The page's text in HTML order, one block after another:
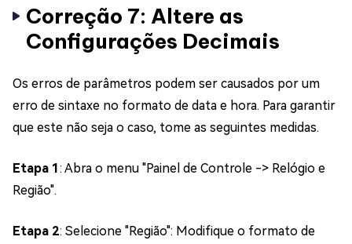
Correção 7: Altere as
Configurações Decimais
Os erros de parâmetros podem ser causados por um
erro de sintaxe no formato de data e hora. Para garantir
que este não seja o caso, tome as seguintes medidas.
Etapa 1: Abra o menu "Painel de Controle -> Relógio e
Região".
Etapa 2: Selecione "Região": Modifique o formato de